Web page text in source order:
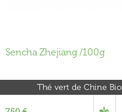
Sencha Zhejiang /100g
Thé vert de Chine Bio